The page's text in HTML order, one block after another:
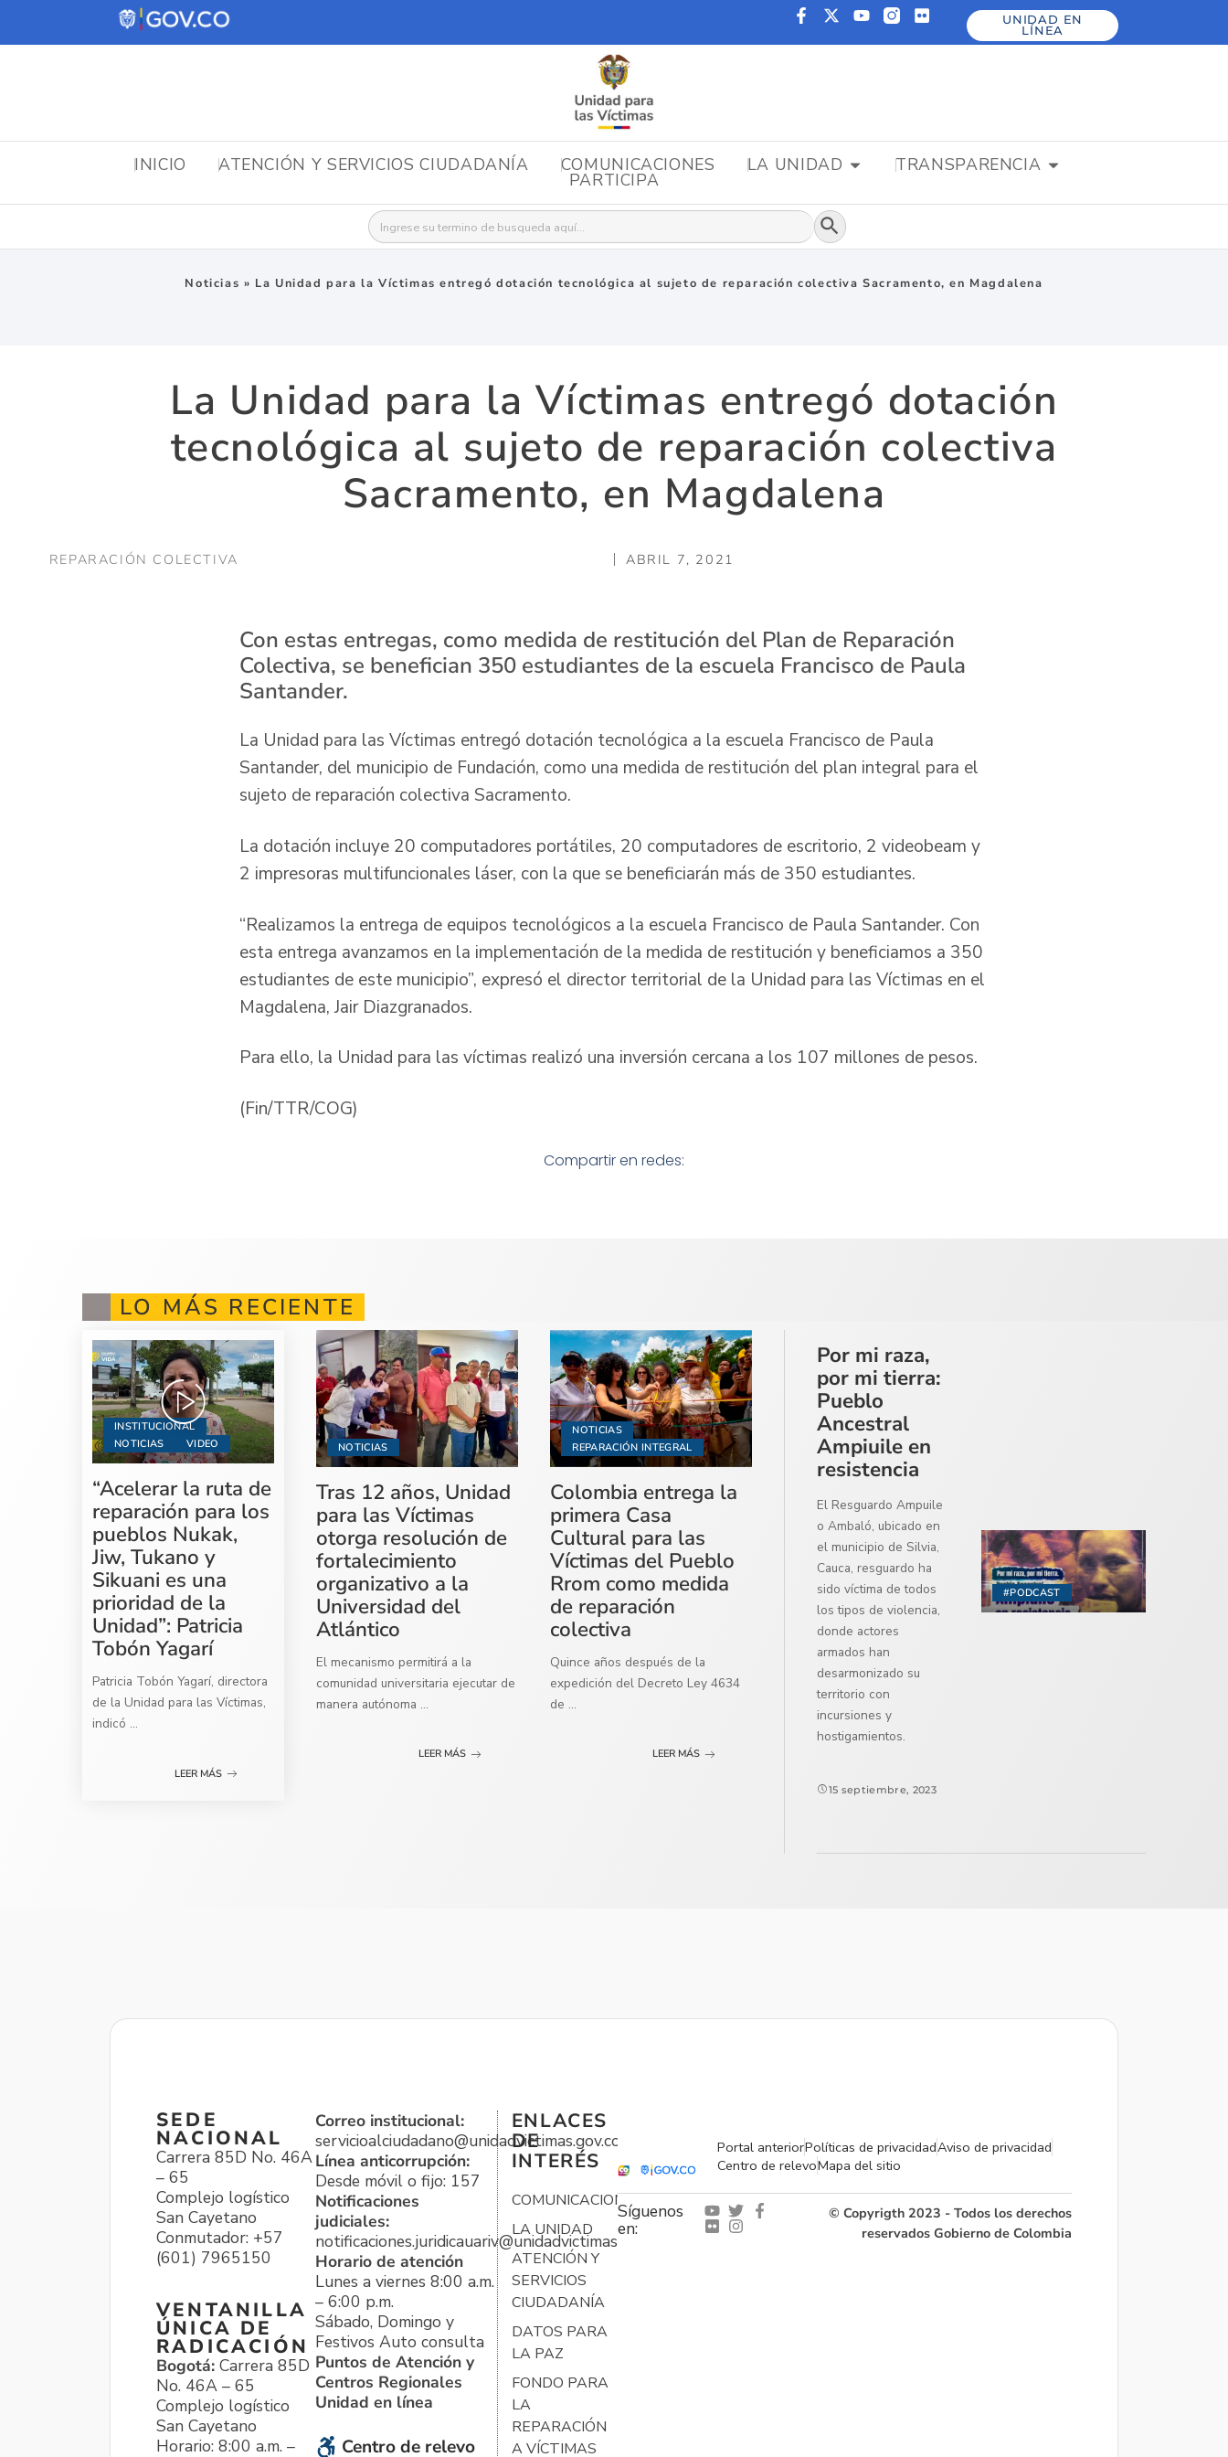
UNIDAD EN
LÍNEA
INICIO ATENCIÓN Y SERVICIOS CIUDADANÍA COMUNICACIONES LA UNIDAD TRANSPARENCIA
PARTICIPA
Buscar: Botón de búsqueda
Noticias » La Unidad para la Víctimas entregó dotación tecnológica al sujeto de reparación colectiva Sacramento, en Magdalena
La Unidad para la Víctimas entregó dotación
tecnológica al sujeto de reparación colectiva
Sacramento, en Magdalena
REPARACIÓN COLECTIVA ABRIL 7, 2021
Con estas entregas, como medida de restitución del Plan de Reparación
Colectiva, se benefician 350 estudiantes de la escuela Francisco de Paula
Santander.
La Unidad para las Víctimas entregó dotación tecnológica a la escuela Francisco de Paula
Santander, del municipio de Fundación, como una medida de restitución del plan integral para el
sujeto de reparación colectiva Sacramento.
La dotación incluye 20 computadores portátiles, 20 computadores de escritorio, 2 videobeam y
2 impresoras multifuncionales láser, con la que se beneficiarán más de 350 estudiantes.
“Realizamos la entrega de equipos tecnológicos a la escuela Francisco de Paula Santander. Con
esta entrega avanzamos en la implementación de la medida de restitución y beneficiamos a 350
estudiantes de este municipio”, expresó el director territorial de la Unidad para las Víctimas en el
Magdalena, Jair Diazgranados.
Para ello, la Unidad para las víctimas realizó una inversión cercana a los 107 millones de pesos.
(Fin/TTR/COG)
Compartir en redes:
LO MÁS RECIENTE
INSTITUCIONAL
NOTICIAS
VIDEO
“Acelerar la ruta de
reparación para los
pueblos Nukak,
Jiw, Tukano y
Sikuani es una
prioridad de la
Unidad”: Patricia
Tobón Yagarí
Patricia Tobón Yagarí, directora
de la Unidad para las Víctimas,
indicó ...
LEER MÁS
NOTICIAS
Tras 12 años, Unidad
para las Víctimas
otorga resolución de
fortalecimiento
organizativo a la
Universidad del
Atlántico
El mecanismo permitirá a la
comunidad universitaria ejecutar de
manera autónoma ...
LEER MÁS
NOTICIAS
REPARACIÓN INTEGRAL
Colombia entrega la
primera Casa
Cultural para las
Víctimas del Pueblo
Rrom como medida
de reparación
colectiva
Quince años después de la
expedición del Decreto Ley 4634
de ...
LEER MÁS
#PODCAST
Por mi raza,
por mi tierra:
Pueblo
Ancestral
Ampiuile en
resistencia
El Resguardo Ampuile
o Ambaló, ubicado en
el municipio de Silvia,
Cauca, resguardo ha
sido víctima de todos
los tipos de violencia,
donde actores
armados han
desarmonizado su
territorio con
incursiones y
hostigamientos.
15 septiembre, 2023
SEDE
NACIONAL
Carrera 85D No. 46A
– 65
Complejo logístico
San Cayetano
Conmutador: +57
(601) 7965150
VENTANILLA
ÚNICA DE
RADICACIÓN
Bogotá: Carrera 85D
No. 46A – 65
Complejo logístico
San Cayetano
Horario: 8:00 a.m. –
Correo institucional:
servicioalciudadano@unidadvictimas.gov.co
Línea anticorrupción:
Desde móvil o fijo: 157
Notificaciones
judiciales:
notificaciones.juridicauariv@unidadvictimas.gov.co
Horario de atención
Lunes a viernes 8:00 a.m.
– 6:00 p.m.
Sábado, Domingo y
Festivos Auto consulta
Puntos de Atención y
Centros Regionales
Unidad en línea
Centro de relevo
ENLACES
DE
INTERÉS
COMUNICACIONES
LA UNIDAD
ATENCIÓN Y
SERVICIOS
CIUDADANÍA
DATOS PARA
LA PAZ
FONDO PARA
LA
REPARACIÓN
A VÍCTIMAS
Portal anteriorPolíticas de privacidadAviso de privacidad
Centro de relevoMapa del sitio
Síguenos
en:
© Copyrigth 2023 - Todos los derechos
reservados Gobierno de Colombia